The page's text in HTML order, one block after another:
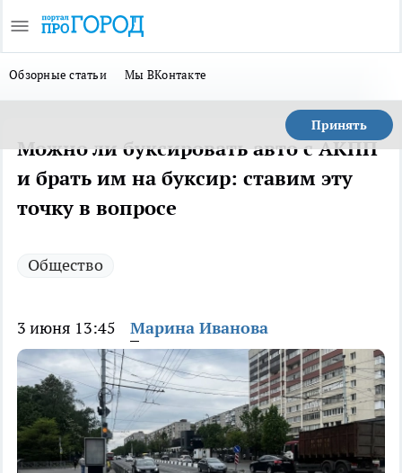
Обзорные статьи Мы ВКонтакте
Принять
Можно ли буксировать авто с АКПП
и брать им на буксир: ставим эту
точку в вопросе
Общество
3 июня 13:45 Марина Иванова